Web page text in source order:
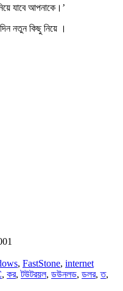
যাবে আপনাকে।’
নতুন কিছু নিয়ে ।
, FastStone, internet
, কর,টউটরয়ল, ডউনলড, ডলর,ত,